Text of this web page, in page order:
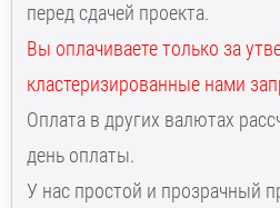
перед сдачей проекта.
Вы оплачиваете только за
кластеризированные нами
Оплата в других валютах
день оплаты.
У нас простой и прозрачный